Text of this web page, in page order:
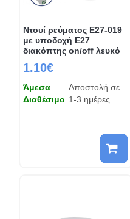
Ντουί ρεύματος E27-019
με υποδοχή E27
διακόπτης on/off λευκό
1.10€
Άμεσα
Διαθέσιμο
Αποστολή σε
1-3 ημέρες